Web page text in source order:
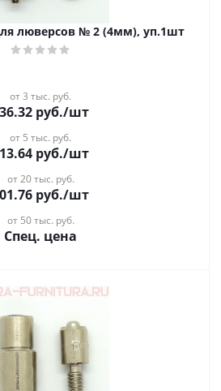
люверсов № 2 (4мм), уп.1шт
от 3 тыс. руб.
руб./шт
от 5 тыс. руб.
руб./шт
от 20 тыс. руб.
руб./шт
от 50 тыс. руб.
Спец. цена